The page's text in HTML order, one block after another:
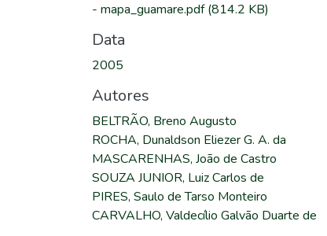
- mapa_guamare.pdf(814.2 KB)
Data
2005
Autores
BELTRÃO, Breno Augusto
ROCHA, Dunaldson Eliezer G. A. da
MASCARENHAS, João de Castro
SOUZA JUNIOR, Luiz Carlos de
PIRES, Saulo de Tarso Monteiro
CARVALHO, Valdecílio Galvão Duarte de